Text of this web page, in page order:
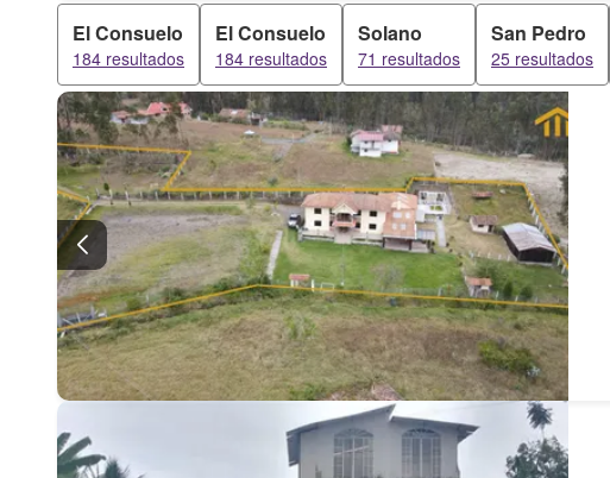
El Consuelo
184 resultados
El Consuelo
184 resultados
Solano
71 resultados
San Pedro
25 resultados